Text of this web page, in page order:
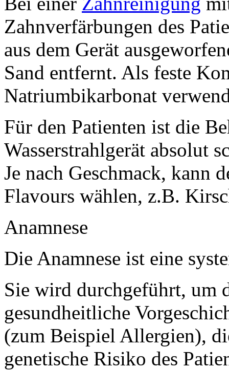
Zahnverfärbungen des
aus dem Gerät
Sand entfernt. Als feste
Natriumbikarbonat
Für den Patienten ist die
Wasserstrahlgerät absolut
Je nach Geschmack, kann
Flavours wählen, z.B.
Anamnese
Die Anamnese ist eine
Sie wird durchgeführt, um
gesundheitliche
(zum Beispiel Allergien),
genetische Risiko des